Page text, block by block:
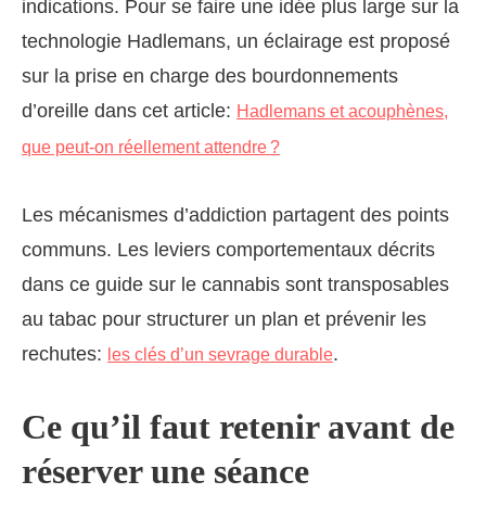
indications. Pour se faire une idée plus large sur la
technologie Hadlemans, un éclairage est proposé
sur la prise en charge des bourdonnements
d’oreille dans cet article: Hadlemans et acouphènes,
que peut-on réellement attendre ?
Les mécanismes d’addiction partagent des points
communs. Les leviers comportementaux décrits
dans ce guide sur le cannabis sont transposables
au tabac pour structurer un plan et prévenir les
rechutes: les clés d’un sevrage durable.
Ce qu’il faut retenir avant de
réserver une séance